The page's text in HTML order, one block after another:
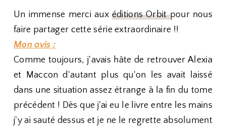
Un immense merci aux éditions Orbitpour nous
faire partager cette série extraordinaire !!
Mon avis :
Comme toujours, j'avais hâte de retrouver Alexia
et Maccon d'autant plus qu'on les avait laissé
dans une situation assez étrange à la fin du tome
précédent ! Dès que j'ai eu le livre entre les mains
j'y ai sauté dessus et je ne le regrette absolument